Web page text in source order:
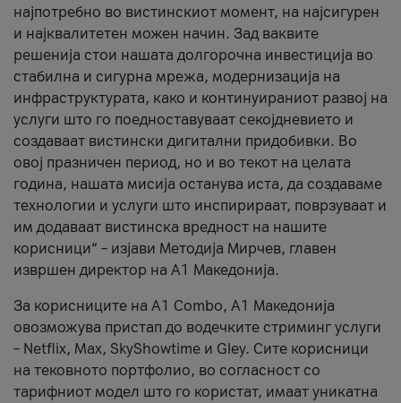
најпотребно во вистинскиот момент, на најсигурен
и најквалитетен можен начин. Зад ваквите
решенија стои нашата долгорочна инвестиција во
стабилна и сигурна мрежа, модернизација на
инфраструктурата, како и континуираниот развој на
услуги што го поедноставуваат секојдневието и
создаваат вистински дигитални придобивки. Во
овој празничен период, но и во текот на целата
година, нашата мисија останува иста, да создаваме
технологии и услуги што инспирираат, поврзуваат и
им додаваат вистинска вредност на нашите
корисници“ – изјави Методија Мирчев, главен
извршен директор на А1 Македонија.
За корисниците на A1 Combo, А1 Македонија
овозможува пристап до водечките стриминг услуги
– Netflix, Max, SkyShowtime и Gley. Сите корисници
на тековното портфолио, во согласност со
тарифниот модел што го користат, имаат уникатна